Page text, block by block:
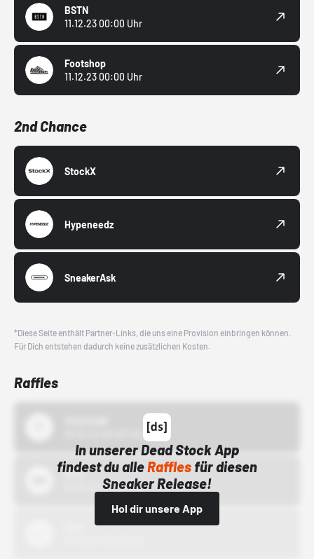
BSTN
11.12.23 00:00 Uhr
Footshop
11.12.23 00:00 Uhr
2nd Chance
StockX
Hypeneedz
SneakerAsk
*Diese Seite enthält Partner-Links, die uns eine Provision einbringen können.
Für Dich entstehen dadurch keine zusätzlichen Kosten.
Raffles
In unserer Dead Stock App
findest du alleRafflesfür diesen
Sneaker Release!
Hol dir unsere App
Bstn
01.10.22 00:00 Uhr